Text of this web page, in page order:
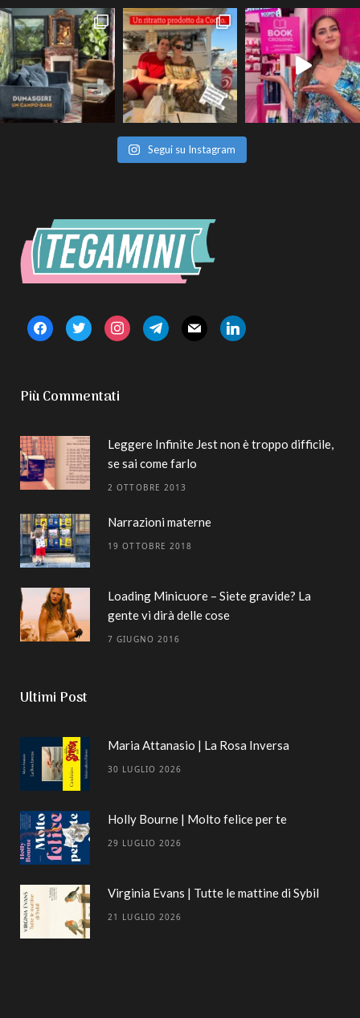
Segui su Instagram
facebooktwitter instagramtelegrammail linkedin
Più Commentati
Leggere Infinite Jest non è troppo difficile,
se sai come farlo
2 OTTOBRE 2013
Narrazioni materne
19 OTTOBRE 2018
Loading Minicuore – Siete gravide? La
gente vi dirà delle cose
7 GIUGNO 2016
Ultimi Post
Maria Attanasio | La Rosa Inversa
30 LUGLIO 2026
Holly Bourne | Molto felice per te
29 LUGLIO 2026
Virginia Evans | Tutte le mattine di Sybil
21 LUGLIO 2026